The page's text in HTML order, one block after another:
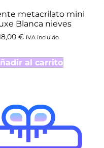
metacrilato mini
Blanca nieves
€ IVA incluido
al carrito